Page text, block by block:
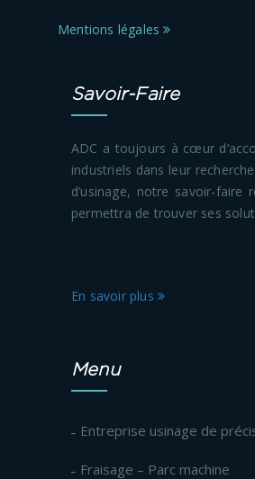
Mentions légales
Savoir-Faire
ADC a toujours à cœur
industriels dans leur
d’usinage, notre savoir-faire
permettra de trouver ses
En savoir plus
Menu
Entreprise usinage de
Fraisage – Parc machine